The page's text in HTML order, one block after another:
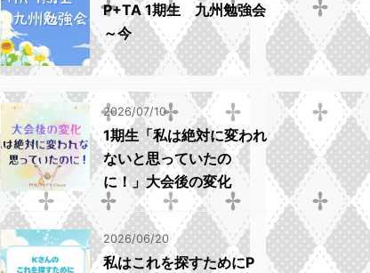
P+TA 1期生 九州勉強会
～今
2026/07/10
1期生「私は絶対に変われ
ないと思っていたの
に！」大会後の変化
2026/06/20
私はこれを探すためにP